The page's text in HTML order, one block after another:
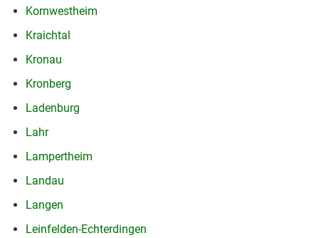
Kornwestheim
Kraichtal
Kronau
Kronberg
Ladenburg
Lahr
Lampertheim
Landau
Langen
Leinfelden-Echterdingen